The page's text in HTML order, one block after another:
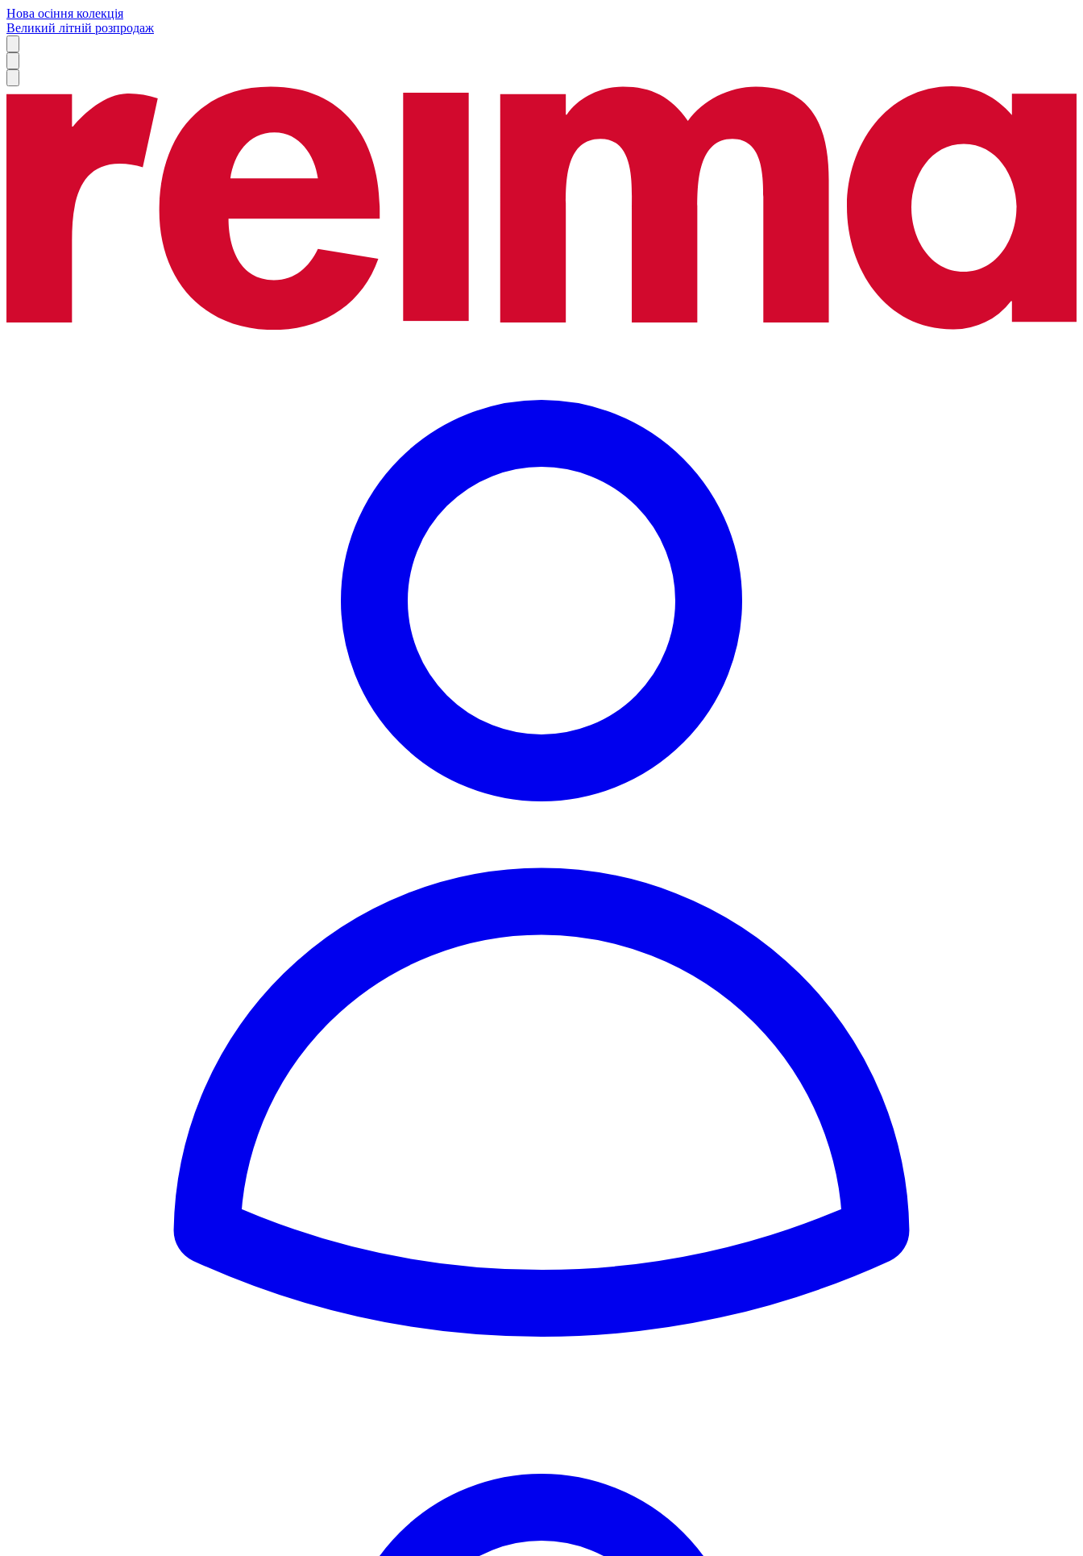
Нова осіння колекція
Великий літній розпродаж